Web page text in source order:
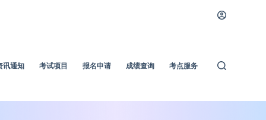
讯通知 考试项目 报名申请 成绩查询 考点服务